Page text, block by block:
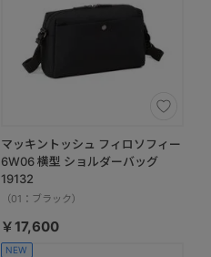
マッキントッシュ フィロソフィー
6W06 横型 ショルダーバッグ
19132
（01：ブラック）
￥17,600
NEW